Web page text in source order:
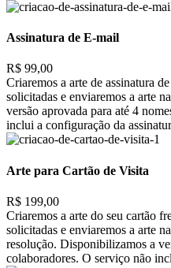
Assinatura de E-mail
R$ 99,00
Criaremos a arte de assinatura
solicitadas e enviaremos a arte
versão aprovada para até 4
inclui a configuração da
Arte para Cartão de Visita
R$ 199,00
Criaremos a arte do seu cartão
solicitadas e enviaremos a arte
resolução. Disponibilizamos a
colaboradores. O serviço não